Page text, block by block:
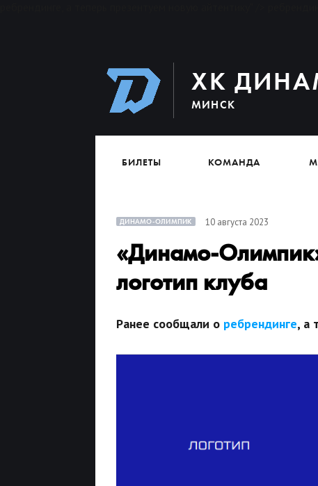
ХК
МИНСК
БИЛЕТЫ КОМАНДА
ДИНАМО-ОЛИМПИК 10 августа 2023
«Динамо-
логотип клуба
Ранее сообщали о ребрендинге, а